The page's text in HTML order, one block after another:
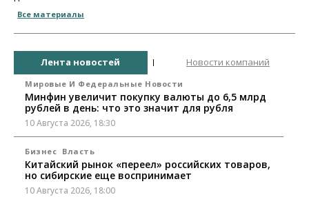
Все материалы
Лента новостей Новости компаний
Мировые И Федеральные Новости
Минфин увеличит покупку валюты до 6,5 млрд
рублей в день: что это значит для рубля
10 Августа 2026, 18:30
Бизнес Власть
Китайский рынок «переел» российских товаров,
но сибирские еще воспринимает
10 Августа 2026, 18:00